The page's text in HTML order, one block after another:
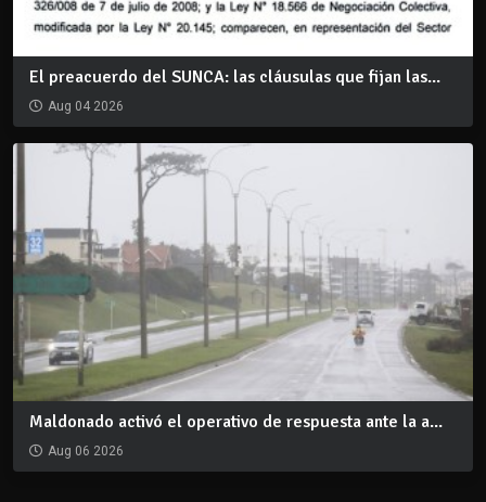
El preacuerdo del SUNCA: las cláusulas que fijan las...
Aug 04 2026
Maldonado activó el operativo de respuesta ante la a...
Aug 06 2026